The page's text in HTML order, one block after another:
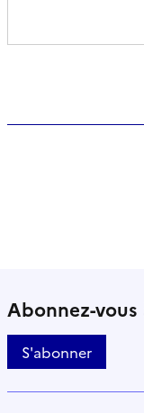
Abonnez-
S'abonner